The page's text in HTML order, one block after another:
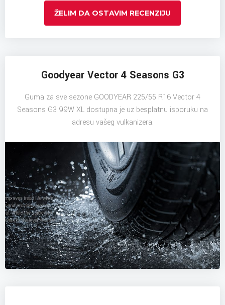
ŽELIM DA OSTAVIM RECENZIJU
Goodyear Vector 4 Seasons G3
Guma za sve sezone GOODYEAR 225/55 R16 Vector 4
Seasons G3 99W XL dostupna je uz besplatnu isporuku na
adresu vašeg vulkanizera.